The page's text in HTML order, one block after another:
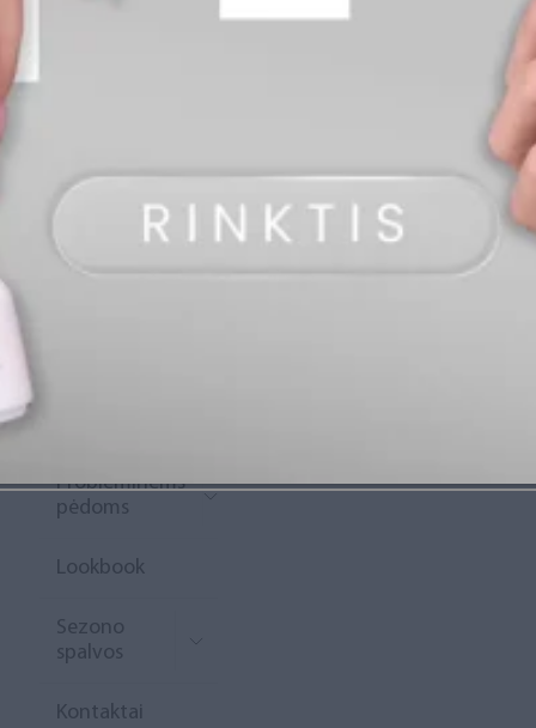
Rewards“
Probleminėms
pėdoms
Lookbook
Sezono
spalvos
Kontaktai